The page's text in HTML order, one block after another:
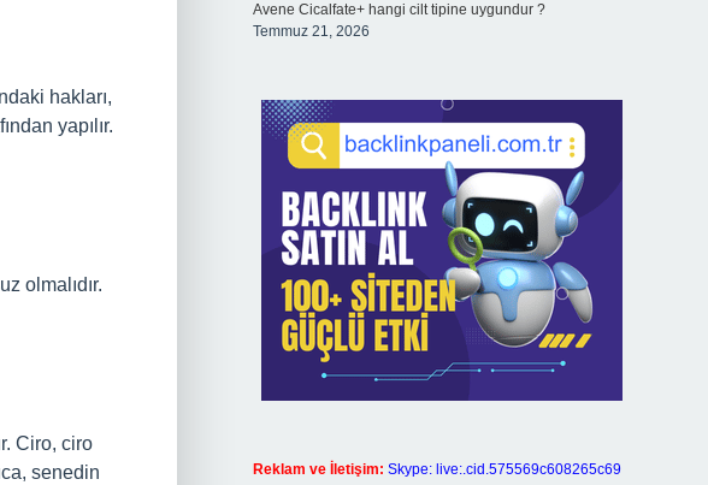
hakları,
yapılır.
olmalıdır.
Ciro, ciro
senedin
Avene Cicalfate+ hangi cilt tipine uygundur ?
Temmuz 21, 2026
Reklam ve İletişim: Skype: live:.cid.575569c608265c69